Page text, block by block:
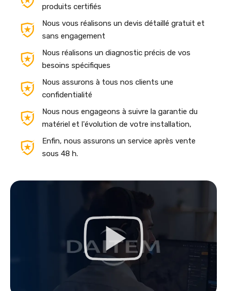
produits certifiés
Nous vous réalisons un devis détaillé gratuit et
sans engagement
Nous réalisons un diagnostic précis de vos
besoins spécifiques
Nous assurons à tous nos clients une
confidentialité
Nous nous engageons à suivre la garantie du
matériel et l'évolution de votre installation,
Enfin, nous assurons un service après vente
sous 48 h.